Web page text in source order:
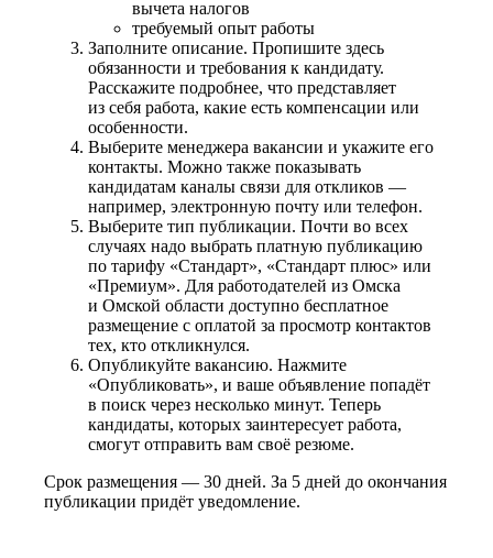
вычета налогов
требуемый опыт работы
Заполните описание. Пропишите здесь
обязанности и требования к кандидату.
Расскажите подробнее, что представляет
из себя работа, какие есть компенсации или
особенности.
Выберите менеджера вакансии и укажите его
контакты. Можно также показывать
кандидатам каналы связи для откликов —
например, электронную почту или телефон.
Выберите тип публикации. Почти во всех
случаях надо выбрать платную публикацию
по тарифу «Стандарт», «Стандарт плюс» или
«Премиум». Для работодателей из Омска
и Омской области доступно бесплатное
размещение с оплатой за просмотр контактов
тех, кто откликнулся.
Опубликуйте вакансию. Нажмите
«Опубликовать», и ваше объявление попадёт
в поиск через несколько минут. Теперь
кандидаты, которых заинтересует работа,
смогут отправить вам своё резюме.
Срок размещения — 30 дней. За 5 дней до окончания
публикации придёт уведомление.